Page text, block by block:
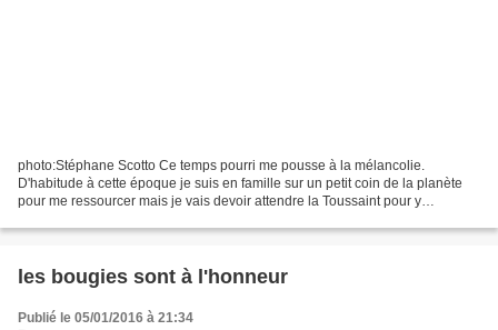
photo:Stéphane Scotto Ce temps pourri me pousse à la mélancolie.
D'habitude à cette époque je suis en famille sur un petit coin de la planète
pour me ressourcer mais je vais devoir attendre la Toussaint pour y
les bougies sont à l'honneur
Publié le 05/01/2016 à 21:34